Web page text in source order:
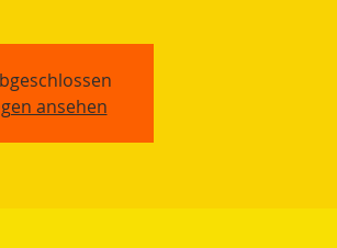
ansehen